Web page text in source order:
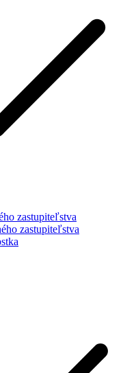
zastupiteľstva
zastupiteľstva